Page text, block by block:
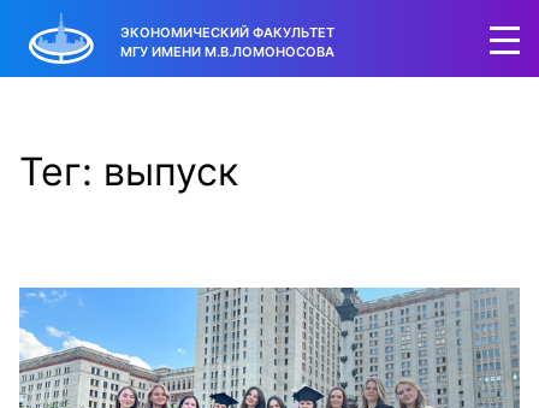
ЭКОНОМИЧЕСКИЙ ФАКУЛЬТЕТ
МГУ ИМЕНИ М.В.ЛОМОНОСОВА
Тег: выпуск